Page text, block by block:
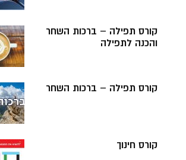
קורס תפילה – ברכות השחר
והכנה לתפילה
קורס תפילה – ברכות השחר
קורס חינוך